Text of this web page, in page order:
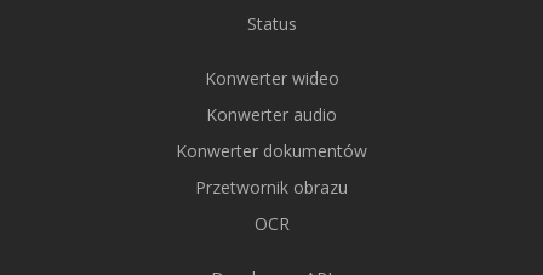
Status
Konwerter wideo
Konwerter audio
Konwerter dokumentów
Przetwornik obrazu
OCR